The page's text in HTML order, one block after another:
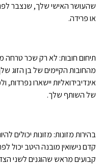
שהעושר האישי שלך, שנצבר
או פרידה.
תיחום חובות: לא רק שכר טרחה
מהחובות הקיימים של בן הזוג
אינדיבידואליות יישארו
של השותף שלך.
בהירות מזונות: מזונות יכולים
קדם נישואין מובנה היטב יכול
קבועים מראש שהוגנים לשני